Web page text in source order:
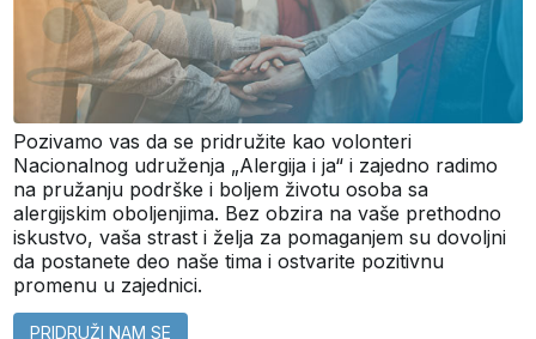
Pozivamo vas da se pridružite kao volonteri
Nacionalnog udruženja „Alergija i ja“ i zajedno radimo
na pružanju podrške i boljem životu osoba sa
alergijskim oboljenjima. Bez obzira na vaše prethodno
iskustvo, vaša strast i želja za pomaganjem su dovoljni
da postanete deo naše tima i ostvarite pozitivnu
promenu u zajednici.
PRIDRUŽI NAM SE